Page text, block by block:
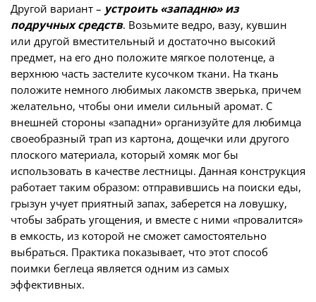
Другой вариант – устроить «западню» из
подручных средств. Возьмите ведро, вазу, кувшин
или другой вместительный и достаточно высокий
предмет, на его дно положите мягкое полотенце, а
верхнюю часть застелите кусочком ткани. На ткань
положите немного любимых лакомств зверька, причем
желательно, чтобы они имели сильный аромат. С
внешней стороны «западни» организуйте для любимца
своеобразный трап из картона, дощечки или другого
плоского материала, который хомяк мог бы
использовать в качестве лестницы. Данная конструкция
работает таким образом: отправившись на поиски еды,
грызун учует приятный запах, заберется на ловушку,
чтобы забрать угощения, и вместе с ними «провалится»
в емкость, из которой не сможет самостоятельно
выбраться. Практика показывает, что этот способ
поимки беглеца является одним из самых
эффективных.